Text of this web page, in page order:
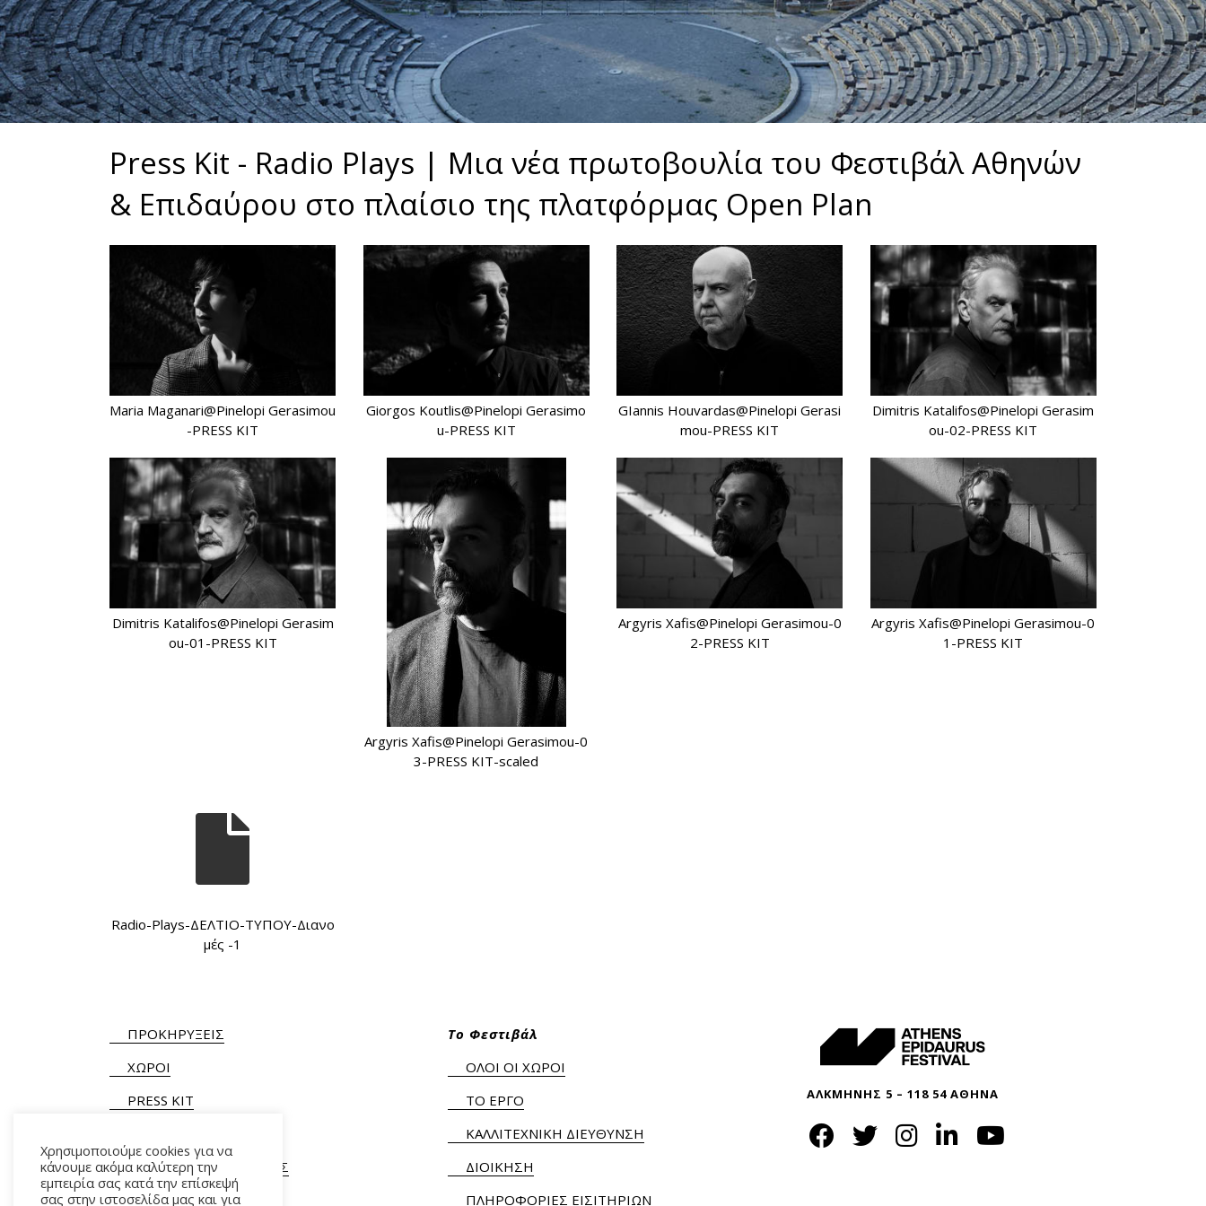
Press Kit - Radio Plays | Μια νέα πρωτοβουλία του Φεστιβάλ Αθηνών
& Επιδαύρου στο πλαίσιο της πλατφόρμας Open Plan
Maria Maganari@Pinelopi Gerasimou
-PRESS KIT
Giorgos Koutlis@Pinelopi Gerasimo
u-PRESS KIT
GIannis Houvardas@Pinelopi Gerasi
mou-PRESS KIT
Dimitris Katalifos@Pinelopi Gerasim
ou-02-PRESS KIT
Dimitris Katalifos@Pinelopi Gerasim
ou-01-PRESS KIT
Argyris Xafis@Pinelopi Gerasimou-0
3-PRESS KIT-scaled
Argyris Xafis@Pinelopi Gerasimou-0
2-PRESS KIT
Argyris Xafis@Pinelopi Gerasimou-0
1-PRESS KIT
Radio-Plays-ΔΕΛΤΙΟ-ΤΥΠΟΥ-Διανο
μές -1
ΠΡΟΚΗΡΥΞΕΙΣ
ΧΩΡΟΙ
PRESS KIT
ΓΕΝΙΚΕΣ ΠΛΗΡΟΦΟΡΙΕΣ
Τ. +30 210 9282900/ 901
Το Φεστιβάλ
ΟΛΟΙ ΟΙ ΧΩΡΟΙ
ΤΟ ΕΡΓΟ
ΚΑΛΛΙΤΕΧΝΙΚΗ ΔΙΕΥΘΥΝΣΗ
ΔΙΟΙΚΗΣΗ
ΠΛΗΡΟΦΟΡΙΕΣ ΕΙΣΙΤΗΡΙΩΝ
ΑΛΚΜΗΝΗΣ 5 – 118 54 ΑΘΗΝΑ
Χρησιμοποιούμε cookies για να
κάνουμε ακόμα καλύτερη την
εμπειρία σας κατά την επίσκεψή
σας στην ιστοσελίδα μας και για